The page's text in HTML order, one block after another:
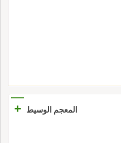
المعجم الوسيط +